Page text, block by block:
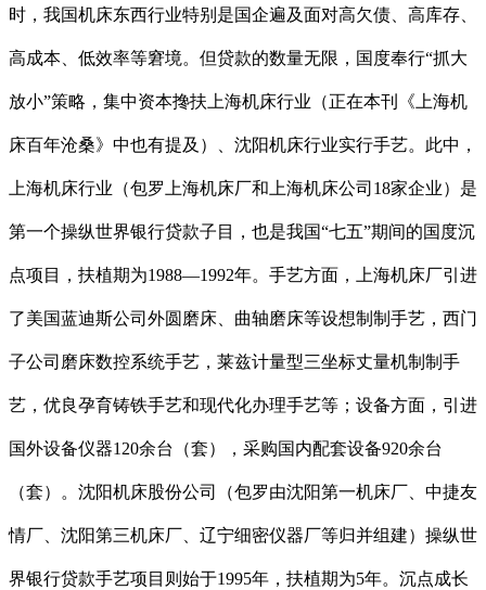
时，我国机床东西行业特别是国企遍及面对高欠债、高库存、
高成本、低效率等窘境。但贷款的数量无限，国度奉行“抓大
放小”策略，集中资本搀扶上海机床行业（正在本刊《上海机
床百年沧桑》中也有提及）、沈阳机床行业实行手艺。此中，
上海机床行业（包罗上海机床厂和上海机床公司18家企业）是
第一个操纵世界银行贷款子目，也是我国“七五”期间的国度沉
点项目，扶植期为1988—1992年。手艺方面，上海机床厂引进
了美国蓝迪斯公司外圆磨床、曲轴磨床等设想制制手艺，西门
子公司磨床数控系统手艺，莱兹计量型三坐标丈量机制制手
艺，优良孕育铸铁手艺和现代化办理手艺等；设备方面，引进
国外设备仪器120余台（套），采购国内配套设备920余台
（套）。沈阳机床股份公司（包罗由沈阳第一机床厂、中捷友
情厂、沈阳第三机床厂、辽宁细密仪器厂等归并组建）操纵世
界银行贷款手艺项目则始于1995年，扶植期为5年。沉点成长